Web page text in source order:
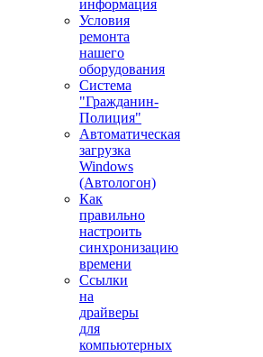
информация
Условия
ремонта
нашего
оборудования
Система
"Гражданин-
Полиция"
Автоматическая
загрузка
Windows
(Автологон)
Как
правильно
настроить
синхронизацию
времени
Ссылки
на
драйверы
для
компьютерных